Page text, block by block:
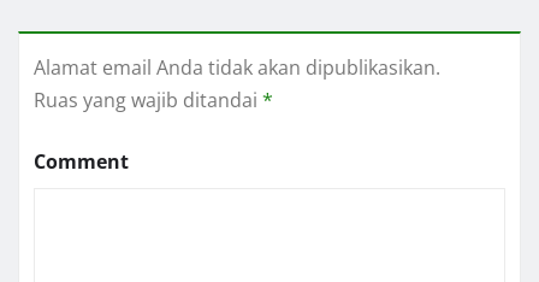
Alamat email Anda tidak akan dipublikasikan.
Ruas yang wajib ditandai *
Comment